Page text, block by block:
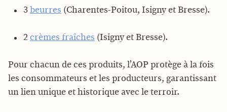
3 beurres (Charentes-Poitou, Isigny et Bresse).
2 crèmes fraîches (Isigny et Bresse).
Pour chacun de ces produits, l’AOP protège à la fois
les consommateurs et les producteurs, garantissant
un lien unique et historique avec le terroir.